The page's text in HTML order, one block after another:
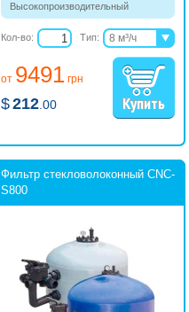
Высокопроизводительный
песочный фильтр с 7-ми
позиционным верхним
клапаном, корпус изготовлен из
от 9491 грн
$212 .00
Кол-во: Тип:
8 м³/ч
11,9 м³/ч
16,6 м³/ч
Фильтр стекловолоконный CNC-
S800